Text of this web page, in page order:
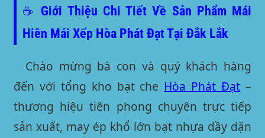
☕ Giới Thiệu Chi Tiết Về Sản Phẩm Mái
Hiên Mái Xếp Hòa Phát Đạt Tại Đắk Lắk
Chào mừng bà con và quý khách hàng
đến với tổng kho bạt che Hòa Phát Đạt –
thương hiệu tiên phong chuyên trực tiếp
sản xuất, may ép khổ lớn bạt nhựa dầy dặn